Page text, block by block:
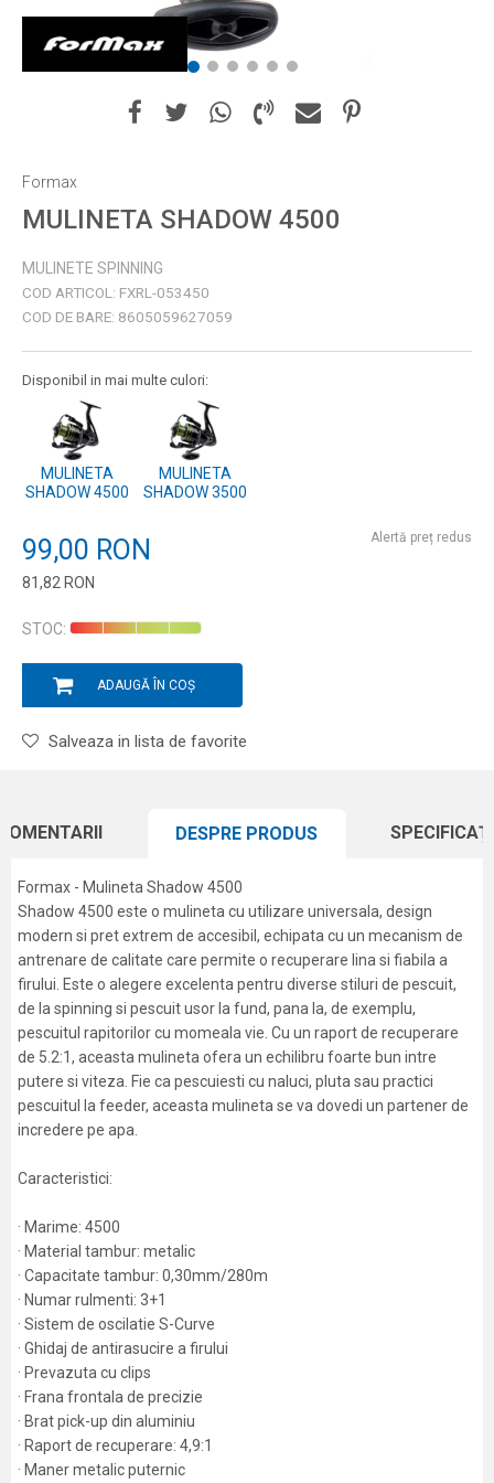
1 2 3 4 5 6
Formax
MULINETA SHADOW 4500
MULINETE SPINNING
COD ARTICOL: FXRL-053450
COD DE BARE: 8605059627059
Disponibil in mai multe culori:
MULINETA
SHADOW 4500
MULINETA
SHADOW 3500
99,00 RON
81,82 RON
Alertă preț redus
STOC:
ADAUGĂ ÎN COȘ
Salveaza in lista de favorite
DESPRE PRODUS
Formax - Mulineta Shadow 4500
Shadow 4500 este o mulineta cu utilizare universala, design
modern si pret extrem de accesibil, echipata cu un mecanism de
antrenare de calitate care permite o recuperare lina si fiabila a
firului. Este o alegere excelenta pentru diverse stiluri de pescuit,
de la spinning si pescuit usor la fund, pana la, de exemplu,
pescuitul rapitorilor cu momeala vie. Cu un raport de recuperare
de 5.2:1, aceasta mulineta ofera un echilibru foarte bun intre
putere si viteza. Fie ca pescuiesti cu naluci, pluta sau practici
pescuitul la feeder, aceasta mulineta se va dovedi un partener de
incredere pe apa.
Caracteristici:
· Marime: 4500
· Material tambur: metalic
· Capacitate tambur: 0,30mm/280m
· Numar rulmenti: 3+1
· Sistem de oscilatie S-Curve
· Ghidaj de antirasucire a firului
· Prevazuta cu clips
· Frana frontala de precizie
· Brat pick-up din aluminiu
· Raport de recuperare: 4,9:1
· Maner metalic puternic